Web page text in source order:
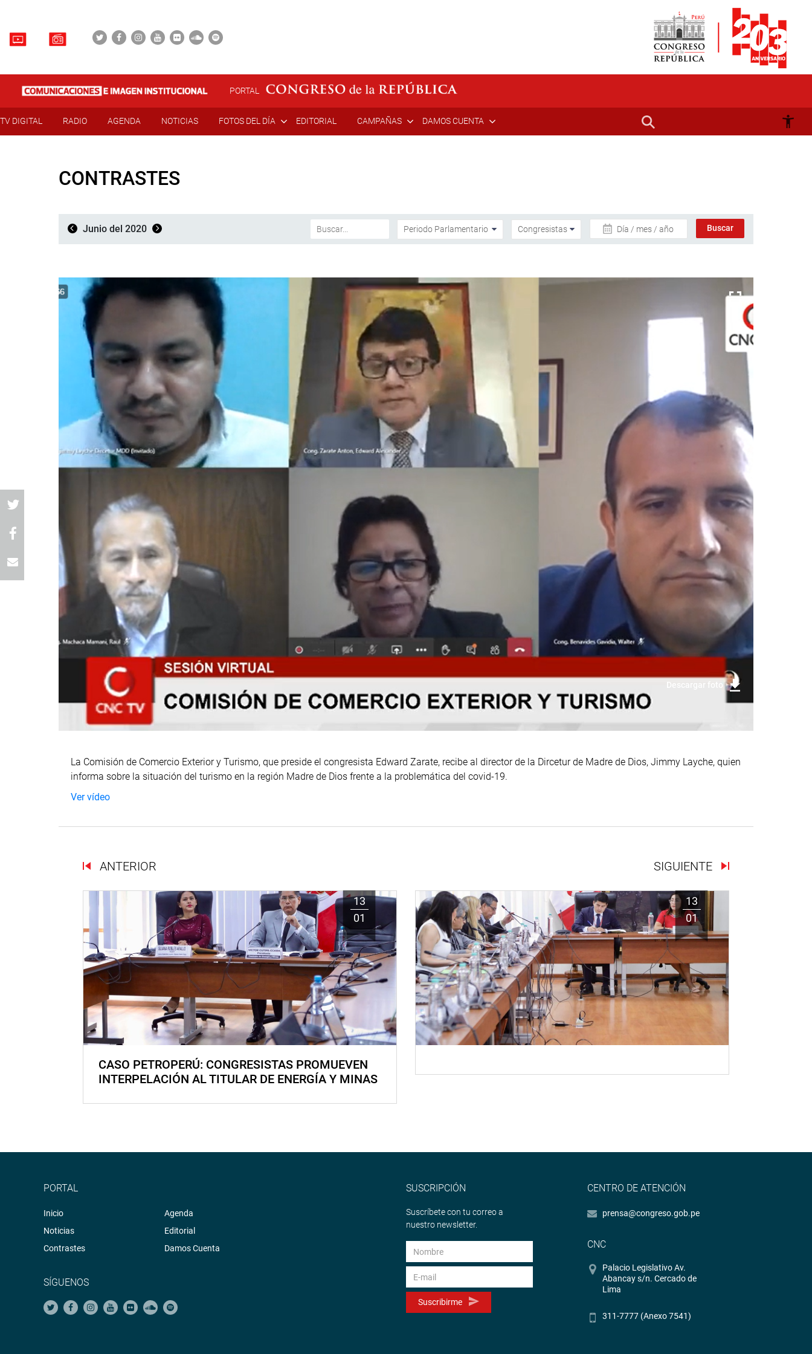
PORTAL
TV DIGITAL RADIO AGENDA NOTICIAS FOTOS DEL DÍA EDITORIAL CAMPAÑAS DAMOS CUENTA
CONTRASTES
Junio del 2020 Día / mes / año
Descargar foto
La Comisión de Comercio Exterior y Turismo, que preside el congresista Edward Zarate, recibe al director de la Dircetur de Madre de Dios, Jimmy Layche, quien
informa sobre la situación del turismo en la región Madre de Dios frente a la problemática del covid-19.
Ver vídeo
ANTERIOR SIGUIENTE
13
01
CASO PETROPERÚ: CONGRESISTAS PROMUEVEN
INTERPELACIÓN AL TITULAR DE ENERGÍA Y MINAS
13
01
PORTAL
Inicio
Noticias
Contrastes
Agenda
Editorial
Damos Cuenta
SÍGUENOS
SUSCRIPCIÓN
Suscríbete con tu correo a
nuestro newsletter.
Suscribirme
CENTRO DE ATENCIÓN
prensa@congreso.gob.pe
CNC
Palacio Legislativo Av.
Abancay s/n. Cercado de
Lima
311-7777 (Anexo 7541)